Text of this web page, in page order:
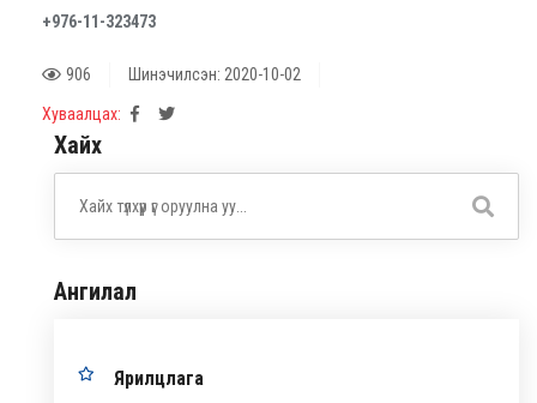
+976-11-323473
906 Шинэчилсэн: 2020-10-02
Хуваалцах:
Хайх
Ангилал
Ярилцлага